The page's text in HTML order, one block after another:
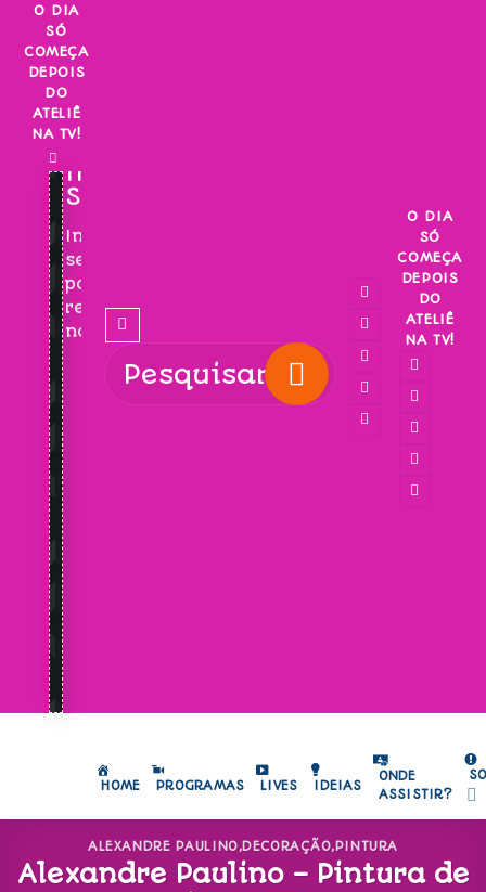
Skip
content
O DIA
SÓ
COMEÇA
DEPOIS
DO
ATELIÊ
NA TV!
INSCREVA-
SE!
Inscreva-
se
para
receber
novidades!
O DIA
SÓ
COMEÇA
DEPOIS
DO
ATELIÊ
NA TV!
HOME PROGRAMAS LIVES IDEIAS
ONDE
ASSISTIR?
ALEXANDRE PAULINO,DECORAÇÃO, PINTURA
Alexandre Paulino – Pintura de